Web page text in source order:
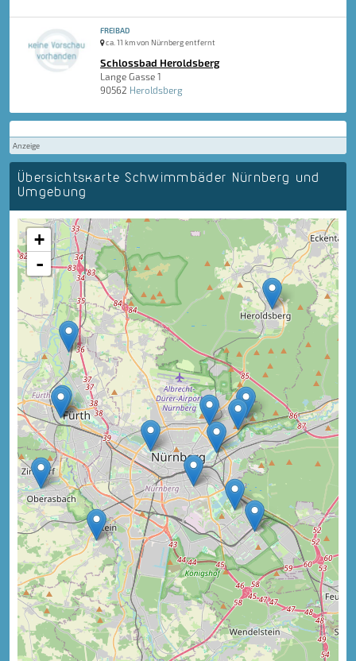
FREIBAD
ca. 11 km von Nürnberg entfernt
Schlossbad Heroldsberg
Lange Gasse 1
90562 Heroldsberg
Anzeige
Übersichtskarte Schwimmbäder Nürnberg und
Umgebung
+
-